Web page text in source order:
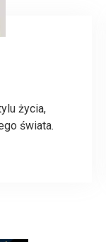
życia,
świata.